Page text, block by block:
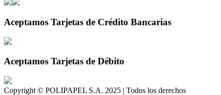
Aceptamos Tarjetas de Crédito Bancarias
Aceptamos Tarjetas de Débito
Copyright © POLIPAPEL S.A. 2025 | Todos los derechos